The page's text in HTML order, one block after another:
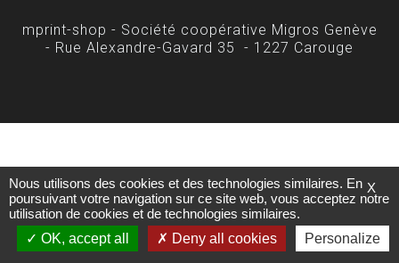
mprint-shop - Société coopérative Migros Genève
- Rue Alexandre-Gavard 35 - 1227 Carouge
X
Nous utilisons des cookies et des technologies similaires. En
poursuivant votre navigation sur ce site web, vous acceptez notre
utilisation de cookies et de technologies similaires.
OK, accept all
Deny all cookies Personalize